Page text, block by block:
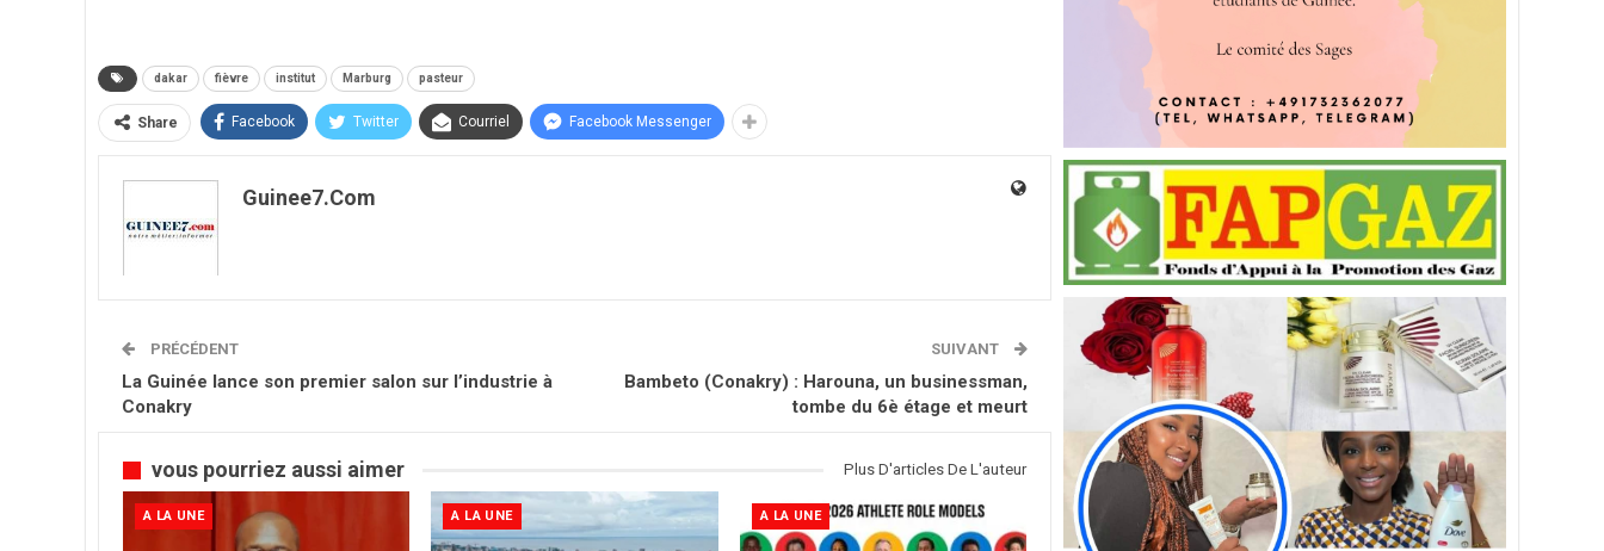
dakar fièvre institut Marburg pasteur
Share Facebook Twitter Courriel Facebook Messenger
Guinee7.com
PRÉCÉDENT
La Guinée lance son premier salon sur l’industrie à
Conakry
SUIVANT
Bambeto (Conakry) : Harouna, un businessman,
tombe du 6è étage et meurt
vous pourriez aussi aimer Plus D'articles De L'auteur
A LA UNE A LA UNE A LA UNE